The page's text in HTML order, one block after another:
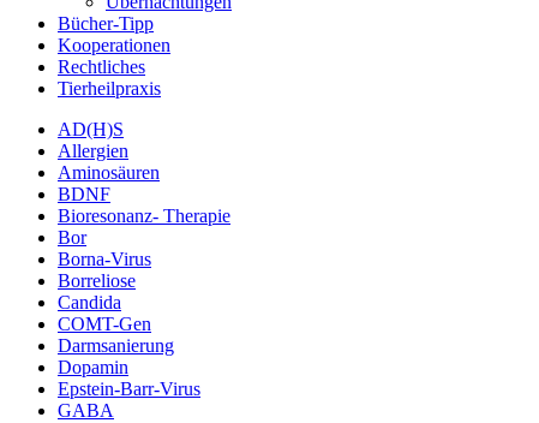
Bücher-Tipp
Kooperationen
Rechtliches
Tierheilpraxis
AD(H)S
Allergien
Aminosäuren
BDNF
Bioresonanz- Therapie
Bor
Borna-Virus
Borreliose
Candida
COMT-Gen
Darmsanierung
Dopamin
Epstein-Barr-Virus
GABA